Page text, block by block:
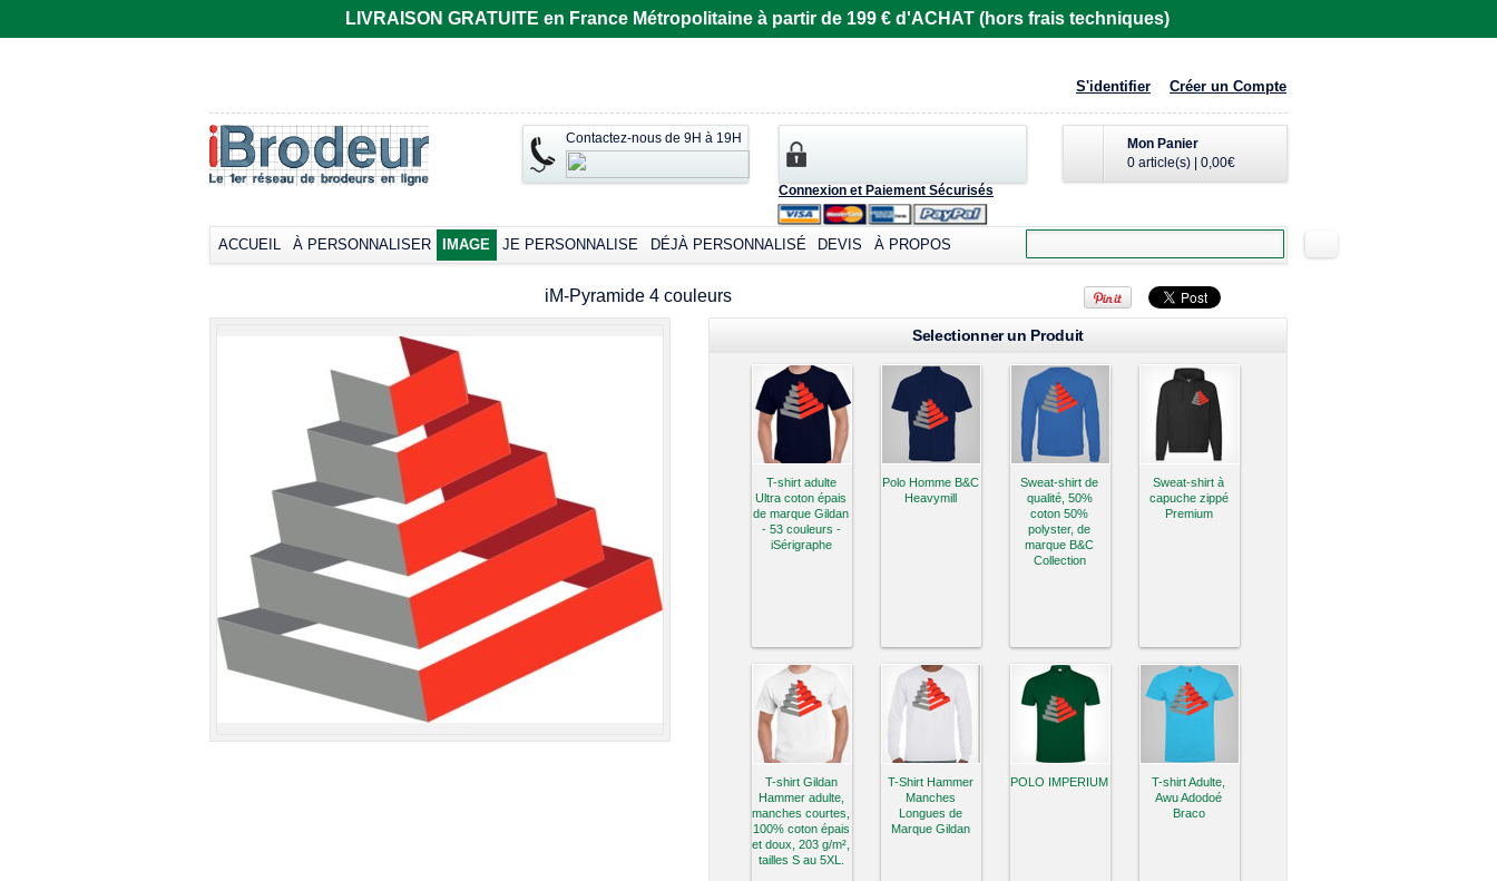
LIVRAISON GRATUITE en France Métropolitaine à partir de 199 € d'ACHAT (hors frais techniques)
S'identifier Créer un Compte
Mon Panier
0 article(s)
0,00€
Connexion et Paiement Sécurisés
Contactez-nous de 9H à 19H
ACCUEIL À PERSONNALISER IMAGE JE PERSONNALISE DÉJÀ PERSONNALISÉ DEVIS À PROPOS
iM-Pyramide 4 couleurs
Imprimer dès
40,15€*
Sérigraphier dès
23,26€ *
40,15€*
Imprimer dès
32,81€
view all customizable products
Selectionner un Produit
T-shirt adulte
Ultra coton épais
de marque Gildan
- 53 couleurs -
iSérigraphe
Polo Homme B&C
Heavymill
Sweat-shirt de
qualité, 50%
coton 50%
polyster, de
marque B&C
Collection
Sweat-shirt à
capuche zippé
Premium
T-shirt Gildan
Hammer adulte,
manches courtes,
100% coton épais
et doux, 203 g/m²,
tailles S au 5XL.
T-Shirt Hammer
Manches
Longues de
Marque Gildan
POLO IMPERIUM
T-shirt Adulte,
Awu Adodoé
Braco